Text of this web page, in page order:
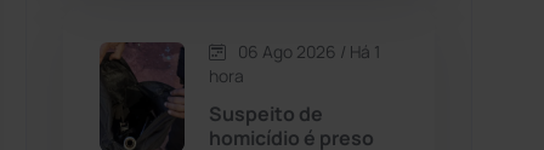
Esportes
Eventos
06 Ago 2026 / Há 1
hora
Suspeito de
homicídio é preso